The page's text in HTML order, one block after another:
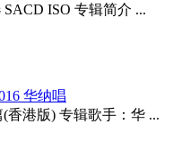
ISO 专辑简介 ...
华纳唱
香港版) 专辑歌手：华 ...